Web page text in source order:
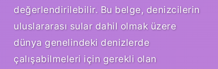
değerlendirilebilir. Bu belge, denizcilerin
uluslararası sular dahil olmak üzere
dünya genelindeki denizlerde
çalışabilmeleri için gerekli olan